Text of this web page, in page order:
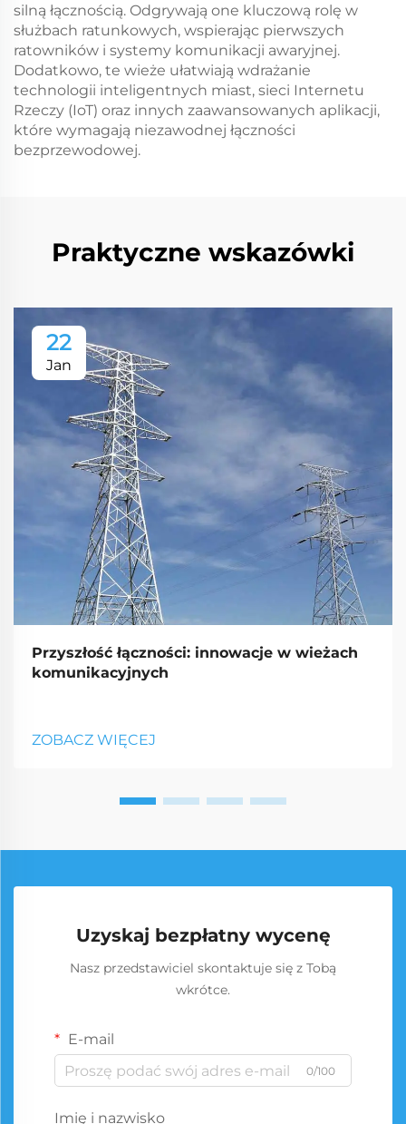
silną łącznością. Odgrywają one kluczową rolę w
służbach ratunkowych, wspierając pierwszych
ratowników i systemy komunikacji awaryjnej.
Dodatkowo, te wieże ułatwiają wdrażanie
technologii inteligentnych miast, sieci Internetu
Rzeczy (IoT) oraz innych zaawansowanych aplikacji,
które wymagają niezawodnej łączności
bezprzewodowej.
Praktyczne wskazówki
22
Jan
Przyszłość łączności: innowacje w wieżach
komunikacyjnych
ZOBACZ WIĘCEJ
Uzyskaj bezpłatny wycenę
Nasz przedstawiciel skontaktuje się z Tobą
wkrótce.
E-mail
0/100
Imię i nazwisko